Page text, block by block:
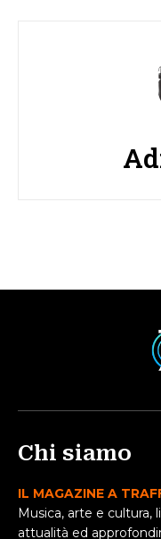
Chi siamo
IL MAGAZINE A
Musica, arte e cultura,
attualità ed